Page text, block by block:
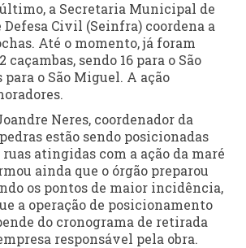
último, a Secretaria Municipal de
Civil (Seinfra) coordena a
Até o momento, já foram
caçambas, sendo 16 para o São
para o São Miguel. A ação
Neres, coordenador da
estão sendo posicionadas
atingidas com a ação da maré
ainda que o órgão preparou
os pontos de maior incidência,
a operação de posicionamento
do cronograma de retirada
responsável pela obra.